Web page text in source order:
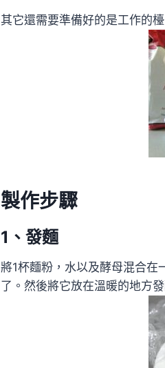
其它還需要準備好的是工作的
製作步驟
1、發麵
將1杯麵粉，水以及酵母混合在
了。然後將它放在溫暖的地方